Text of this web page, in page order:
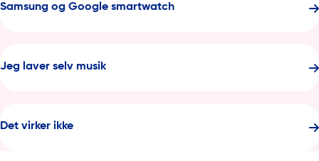
Samsung og Google smartwatch
Jeg laver selv musik
Det virker ikke